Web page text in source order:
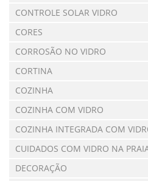
CONTROLE SOLAR VIDRO
CORES
CORROSÃO NO VIDRO
CORTINA
COZINHA
COZINHA COM VIDRO
COZINHA INTEGRADA COM
CUIDADOS COM VIDRO NA
DECORAÇÃO